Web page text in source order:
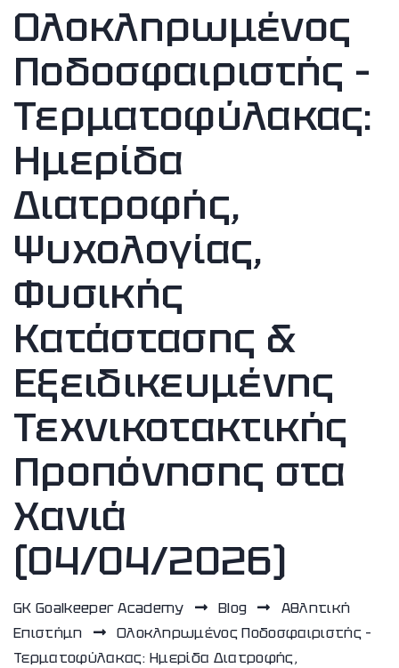
Ολοκληρωμένος
Ποδοσφαιριστής –
Τερματοφύλακας:
Ημερίδα
Διατροφής,
Ψυχολογίας,
Φυσικής
Κατάστασης &
Εξειδικευμένης
Τεχνικοτακτικής
Προπόνησης στα
Χανιά
(04/04/2026)
GK Goalkeeper Academy Blog
Αθλητική
Επιστήμη
Ολοκληρωμένος Ποδοσφαιριστής –
Τερματοφύλακας: Ημερίδα Διατροφής,